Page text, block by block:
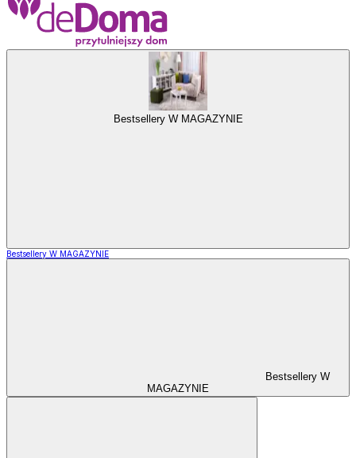
Bestsellery W MAGAZYNIE
Bestsellery W MAGAZYNIE
Bestsellery W
MAGAZYNIE